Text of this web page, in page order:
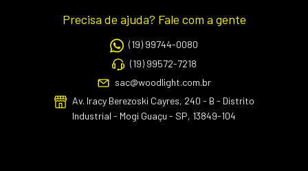
Precisa de ajuda? Fale com a gente
(19) 99744-0080
(19) 99572-7218
sac@woodlight.com.br
Av. Iracy Berezoski Cayres, 240 - B - Distrito
Industrial - Mogi Guaçu - SP, 13849-104